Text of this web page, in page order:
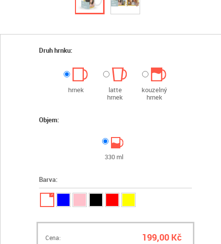
Druh hrnku:
hrnek
latte
hrnek
kouzelný
hrnek
Objem:
330 ml
Barva:
✓
Cena: 199,00 Kč